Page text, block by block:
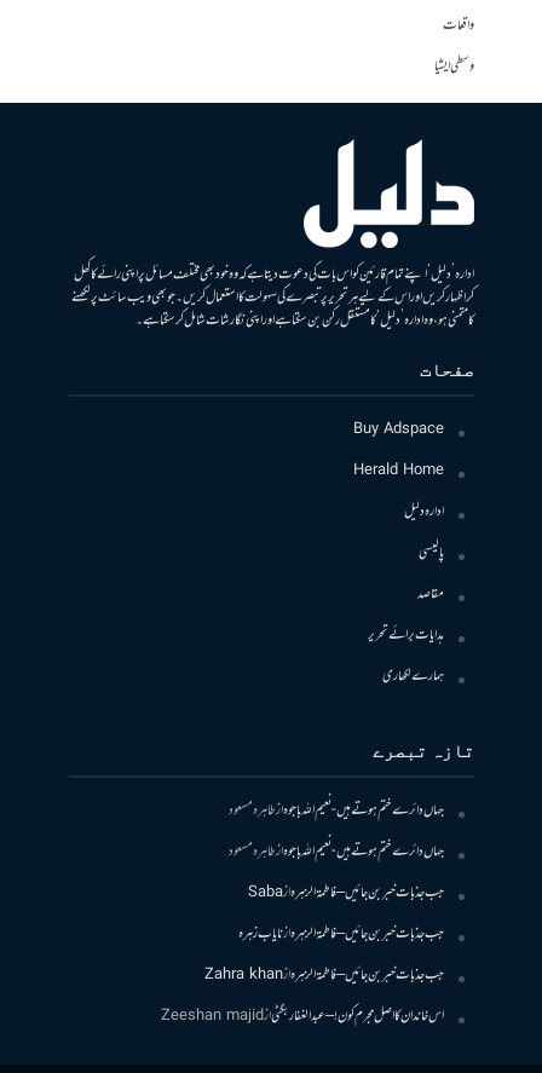
واقعات
وسطی ایشیا
ادارہ ’دلیل‘ اپنے تمام قارئین کو اس بات کی دعوت دیتا ہے کہ وہ خود بھی مختلف مسائل پر اپنی رائے کا کھل
کر اظہار کریں اور اس کے لیے ہر تحریر پر تبصرے کی سہولت کا استعمال کریں۔ جو بھی ویب سائٹ پر لکھنے
کا متمنی ہو، وہ ادارہ ’دلیل‘ کا مستقل رکن بن سکتا ہے اور اپنی نگارشات شامل کرسکتا ہے۔
صفحات
Buy Adspace
Herald Home
ادارہ دلیل
پالیسی
مقاصد
ہدایات برائے تحریر
ہمارے لکھاری
تازہ تبصرے
جہاں دائرے ختم ہوتے ہیں- نعیم اللہ باجوہازطاہرہ مسعود
جہاں دائرے ختم ہوتے ہیں- نعیم اللہ باجوہازطاہرہ مسعود
جب جذبات خبر بن جائیں – فاطمۃالزہرہازSaba
جب جذبات خبر بن جائیں – فاطمۃالزہرہازنایاب زہرہ
جب جذبات خبر بن جائیں – فاطمۃالزہرہازZahra khan
اس خاندان کا اصل مجرم کون! – عبدالغفار بگٹیازZeeshan majid